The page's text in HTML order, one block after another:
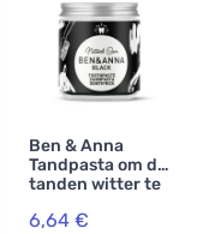
Ben & Anna
Tandpasta om de
tanden witter te
actieve kool (100
6,64 €